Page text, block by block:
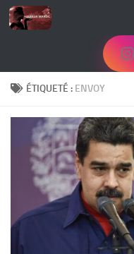
Skip to content
ÉTIQUETÉ : ENVOY